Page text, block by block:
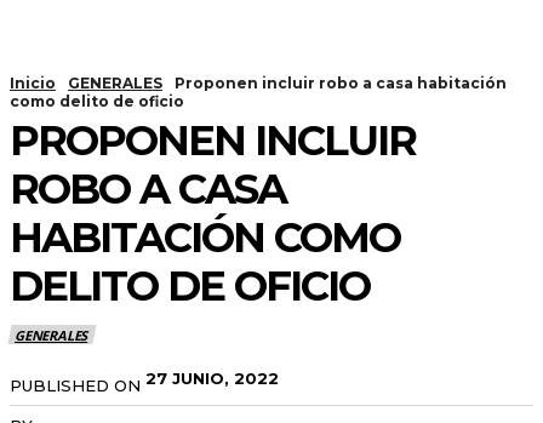
Inicio GENERALES
Proponen incluir robo a casa habitación
como delito de oficio
PROPONEN INCLUIR
ROBO A CASA
HABITACIÓN COMO
DELITO DE OFICIO
GENERALES
PUBLISHED ON 27 JUNIO, 2022